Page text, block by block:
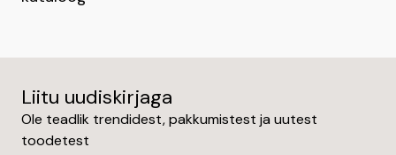
Liitu uudiskirjaga
Ole teadlik trendidest, pakkumistest ja uutest
toodetest